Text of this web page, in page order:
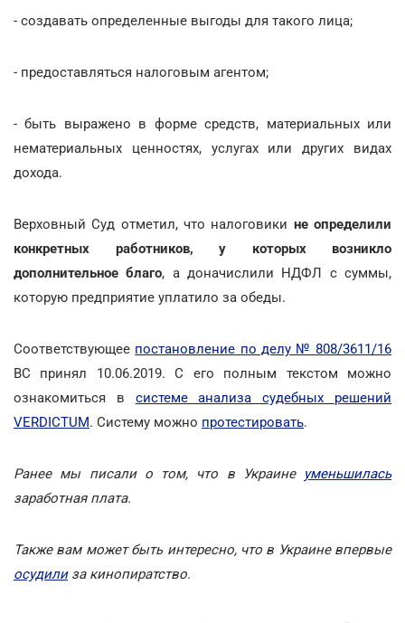
- создавать определенные выгоды для такого лица;
- предоставляться налоговым агентом;
- быть выражено в форме средств, материальных или
нематериальных ценностях, услугах или других видах
дохода.
Верховный Суд отметил, что налоговики не определили
конкретных работников, у которых возникло
дополнительное благо, а доначислили НДФЛ с суммы,
которую предприятие уплатило за обеды.
Соответствующее постановление по делу № 808/3611/16
ВС принял 10.06.2019. С его полным текстом можно
ознакомиться в системе анализа судебных решений
VERDICTUM. Систему можно протестировать.
Ранее мы писали о том, что в Украине уменьшилась
заработная плата.
Также вам может быть интересно, что в Украине впервые
осудилиза кинопиратство.